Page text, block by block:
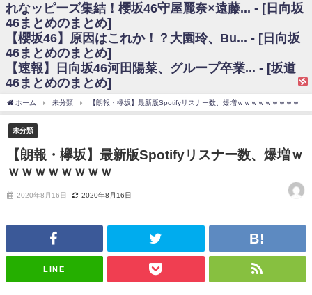
乃木坂46アンテナ / 【櫻坂46】ミーグリで喧嘩！？山下瞳月、これはマジ
ギレしてる
乃木坂あんてな ～乃木坂46・欅坂46・日向坂46のニュース・情報・話題
をピックアップ / れなッピーズ集結！櫻坂46守屋麗奈×遠藤理子、8/6「ラヴィ
ット！」水曜スタジオ出演決定
日向坂46まとめのまとめ / 【日向坂46】富田鈴花、次の事務所が決まって
そう！？
日向坂46まとめのまとめ / 【日向坂46】富田鈴花、次の事務所が決まって
そう！？
ハ！』ミーグリ日程がこちら
乃木坂あんてな ～乃木坂46・欅坂46・日向坂46のニュース・情報・話題
をピックアップ / 日向坂46卒業後初共演！佐々木久美さん、師匠オードリー若
林さんと再会した結果･･･【激レアさんを連れてきた。】
欅坂46/日向坂46まとめのまとめ / 『anan』の表紙の櫻坂46さん、多様性
の時代だと話題に
wwwwwwwwwwww
日向坂46まとめのまとめ / 筒井あやめ、アレをチラリ。こういう偶然の方
日向坂46まとめのまとめ / 【日向坂46】富田鈴花1st写真集の先行カット、
れなッピーズ集結！櫻坂46守屋麗奈×遠藤... - [日向坂
46まとめのまとめ]
【櫻坂46】原因はこれか！？大園玲、Bu... - [日向坂
46まとめのまとめ]
【速報】日向坂46河田陽菜、グループ卒業... - [坂道
46まとめのまとめ]
ホーム 未分類 【朗報・欅坂】最新版Spotifyリスナー数、爆増ｗｗｗｗｗｗｗｗｗ
未分類
【朗報・欅坂】最新版Spotifyリスナー数、爆増ｗ
ｗｗｗｗｗｗｗｗ
2020年8月16日 2020年8月16日
LINE